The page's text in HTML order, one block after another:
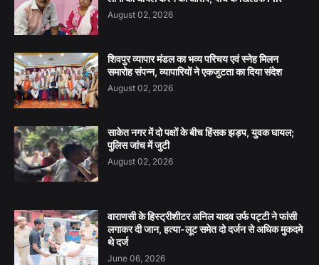
August 02, 2026
शिवपुर व्यापार मंडल का भव्य परिचय एवं स्नेह मिलन
समारोह संपन्न, व्यापारियों ने एकजुटता का दिया संदेश
August 02, 2026
साकेत नगर में दो पक्षों के बीच हिंसक झड़प, युवक घायल;
पुलिस जांच में जुटी
August 02, 2026
वाराणसी के हिस्ट्रीशीटर अनिल यादव उर्फ पट्टी ने फांसी
लगाकर दी जान, हत्या-लूट समेत दो दर्जन से अधिक मुकदमे
थे दर्ज
June 06, 2026